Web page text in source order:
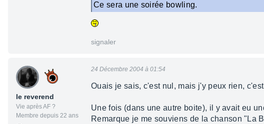
Ce sera une soirée bowling.
signaler
le reverend
Vie après AF ?
Membre depuis 22 ans
24 Décembre 2004 à 01:54
Ouais je sais, c'est nul, mais j'y peux rien,
Une fois (dans une autre boite), il y avait eu
Remarque je me souviens de la chanson "La